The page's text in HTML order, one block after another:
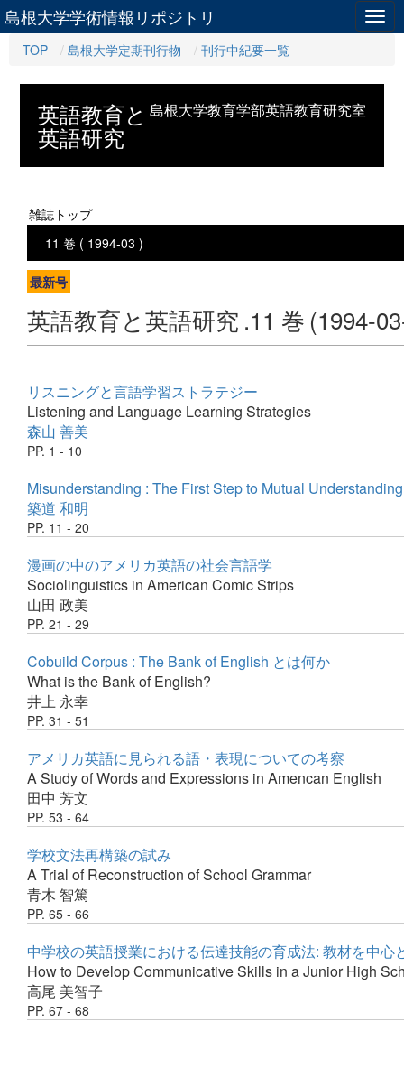
島根大学学術情報リポジトリ
TOP 島根大学定期刊行物 刊行中紀要一覧
島根大学教育学部英語教育研究室
英語教育と
英語研究
雑誌トップ
11 巻 ( 1994-03 )
最新号
英語教育と英語研究 .11 巻 (1994-
リスニングと言語学習ストラテジー
Listening and Language Learning Strategies
森山 善美
PP. 1 - 10
Misunderstanding : The First Step to Mutual Understanding
築道 和明
PP. 11 - 20
漫画の中のアメリカ英語の社会言語学
Sociolinguistics in American Comic Strips
山田 政美
PP. 21 - 29
Cobuild Corpus : The Bank of English とは何か
What is the Bank of English?
井上 永幸
PP. 31 - 51
アメリカ英語に見られる語・表現についての考察
A Study of Words and Expressions in Amencan English
田中 芳文
PP. 53 - 64
学校文法再構築の試み
A Trial of Reconstruction of School Grammar
青木 智篤
PP. 65 - 66
中学校の英語授業における伝達技能の育成法: 教材を中心
How to Develop Communicative Skills in a Junior High
高尾 美智子
PP. 67 - 68